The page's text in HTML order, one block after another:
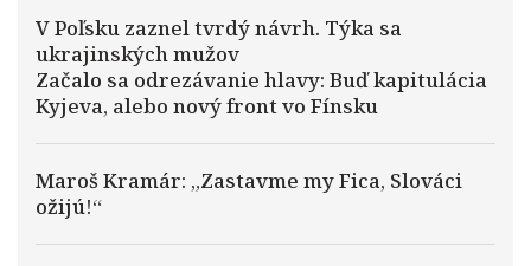
V Poľsku zaznel tvrdý návrh. Týka sa
ukrajinských mužov
Začalo sa odrezávanie hlavy: Buď kapitulácia
Kyjeva, alebo nový front vo Fínsku
Maroš Kramár: „Zastavme my Fica, Slováci
ožijú!“